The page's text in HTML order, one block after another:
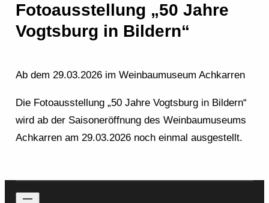
Fotoausstellung „50 Jahre
Vogtsburg in Bildern“
Ab dem 29.03.2026 im Weinbaumuseum Achkarren
Die Fotoausstellung „50 Jahre Vogtsburg in Bildern“
wird ab der Saisoneröffnung des Weinbaumuseums
Achkarren am 29.03.2026 noch einmal ausgestellt.